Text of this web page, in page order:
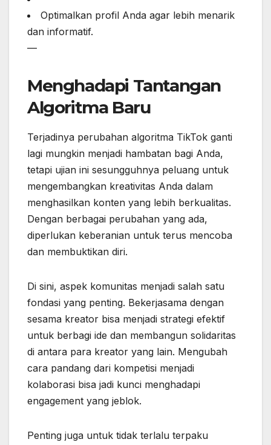
Optimalkan profil Anda agar lebih menarik
dan informatif.
—
Menghadapi Tantangan
Algoritma Baru
Terjadinya perubahan algoritma TikTok ganti
lagi mungkin menjadi hambatan bagi Anda,
tetapi ujian ini sesungguhnya peluang untuk
mengembangkan kreativitas Anda dalam
menghasilkan konten yang lebih berkualitas.
Dengan berbagai perubahan yang ada,
diperlukan keberanian untuk terus mencoba
dan membuktikan diri.
Di sini, aspek komunitas menjadi salah satu
fondasi yang penting. Bekerjasama dengan
sesama kreator bisa menjadi strategi efektif
untuk berbagi ide dan membangun solidaritas
di antara para kreator yang lain. Mengubah
cara pandang dari kompetisi menjadi
kolaborasi bisa jadi kunci menghadapi
engagement yang jeblok.
Penting juga untuk tidak terlalu terpaku